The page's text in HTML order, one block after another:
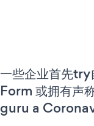
一些企业首先
Form 或拥有声
guru a